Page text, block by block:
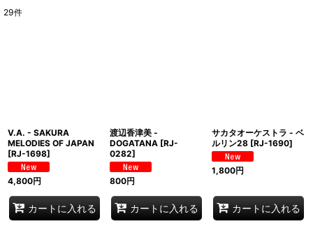
29件
V.A. - SAKURA
MELODIES OF JAPAN
[RJ-1698]
4,800円
カートに入れる
渡辺香津美 -
DOGATANA [RJ-
0282]
800円
カートに入れる
サカタオーケストラ - ベ
ルリン28 [RJ-1690]
1,800円
カートに入れる